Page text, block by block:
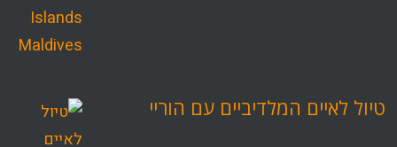
טיול לאיים המלדיביים עם הוריי